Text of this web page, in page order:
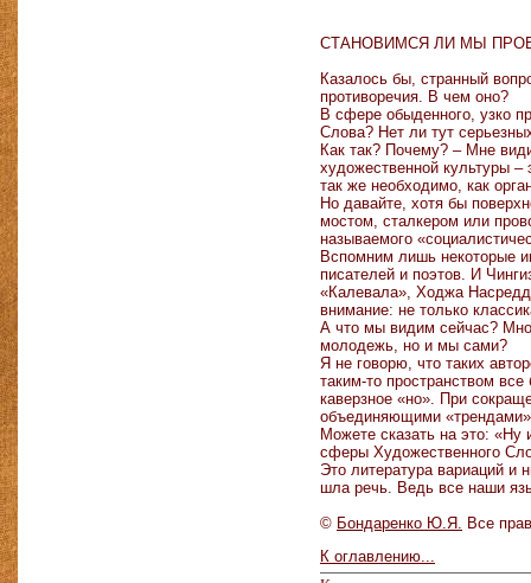
СТАНОВИМСЯ ЛИ МЫ
Казалось бы, странный
противоречия. В чем оно?
В сфере обыденного, узко
Слова? Нет ли тут
Как так? Почему? – Мне
художественной культуры
так же необходимо, как
Но давайте, хотя бы
мостом, сталкером или
называемого
Вспомним лишь некоторые
писателей и поэтов. И
«Калевала», Ходжа
внимание: не только
А что мы видим сейчас?
молодежь, но и мы сами?
Я не говорю, что таких
таким-то пространством
каверзное «но». При
объединяющими
Можете сказать на это:
сферы Художественного
Это литература вариаций
шла речь. Ведь все наши
© Бондаренко Ю.Я. Все
К оглавлению...